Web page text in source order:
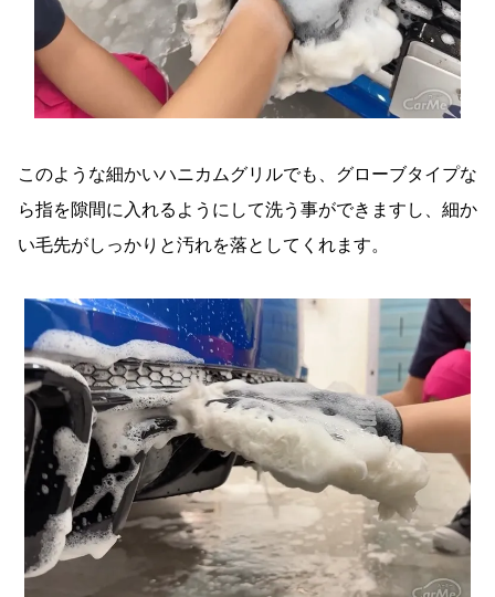
このような細かいハニカムグリルでも、グローブタイプな
ら指を隙間に入れるようにして洗う事ができますし、細か
い毛先がしっかりと汚れを落としてくれます。